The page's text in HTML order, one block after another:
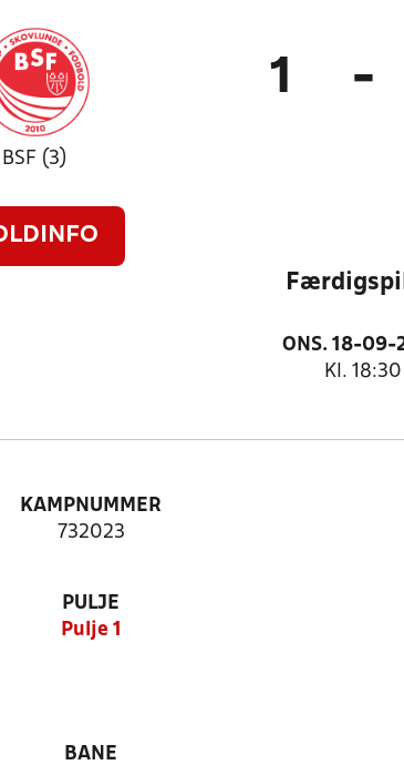
BSF (3)
1 -
ONS. 18-09-
Kl. 18:30
KAMPNUMMER
732023
PULJE
Pulje 1
BANE